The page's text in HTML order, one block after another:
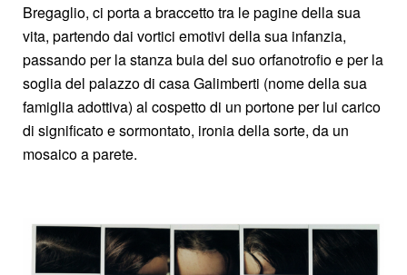
Bregaglio, ci porta a braccetto tra le pagine della sua
vita, partendo dai vortici emotivi della sua infanzia,
passando per la stanza buia del suo orfanotrofio e per la
soglia del palazzo di casa Galimberti (nome della sua
famiglia adottiva) al cospetto di un portone per lui carico
di significato e sormontato, ironia della sorte, da un
mosaico a parete.